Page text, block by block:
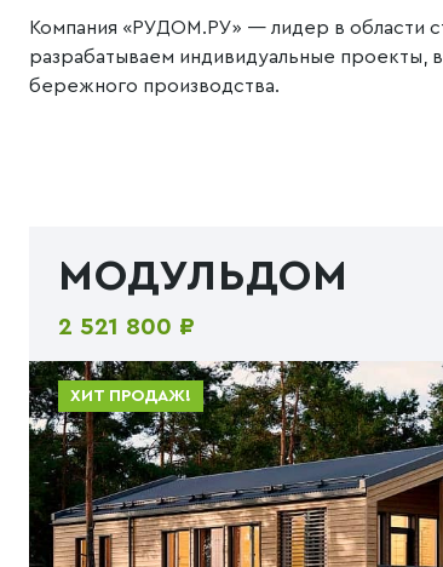
Компания «РУДОМ.РУ» — лидер в области
разрабатываем индивидуальные проекты,
бережного производства.
МОДУЛЬДОМ
2 521 800 ₽
ХИТ ПРОДАЖ!